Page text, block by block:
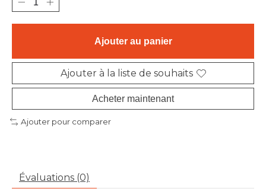
Ajouter au panier
Ajouter à la liste de souhaits
Acheter maintenant
Ajouter pour comparer
Évaluations (0)